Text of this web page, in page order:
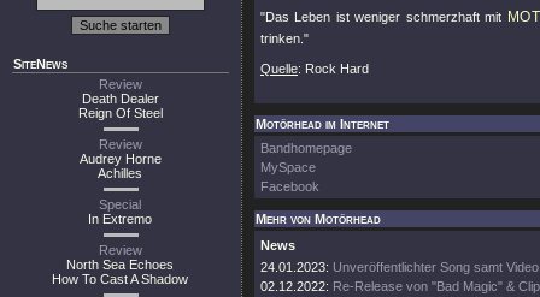
SiteNews
Review
Death Dealer
Reign Of Steel
Review
Audrey Horne
Achilles
Special
In Extremo
Review
North Sea Echoes
How To Cast A Shadow
"Das Leben ist weniger schmerzhaft mit
trinken."
Quelle: Rock Hard
Motörhead im Internet
Bandhomepage
MySpace
Facebook
Mehr von Motörhead
News
24.01.2023: Unveröffentlichter Song samt
02.12.2022: Re-Release von "Bad Magic" & Clip